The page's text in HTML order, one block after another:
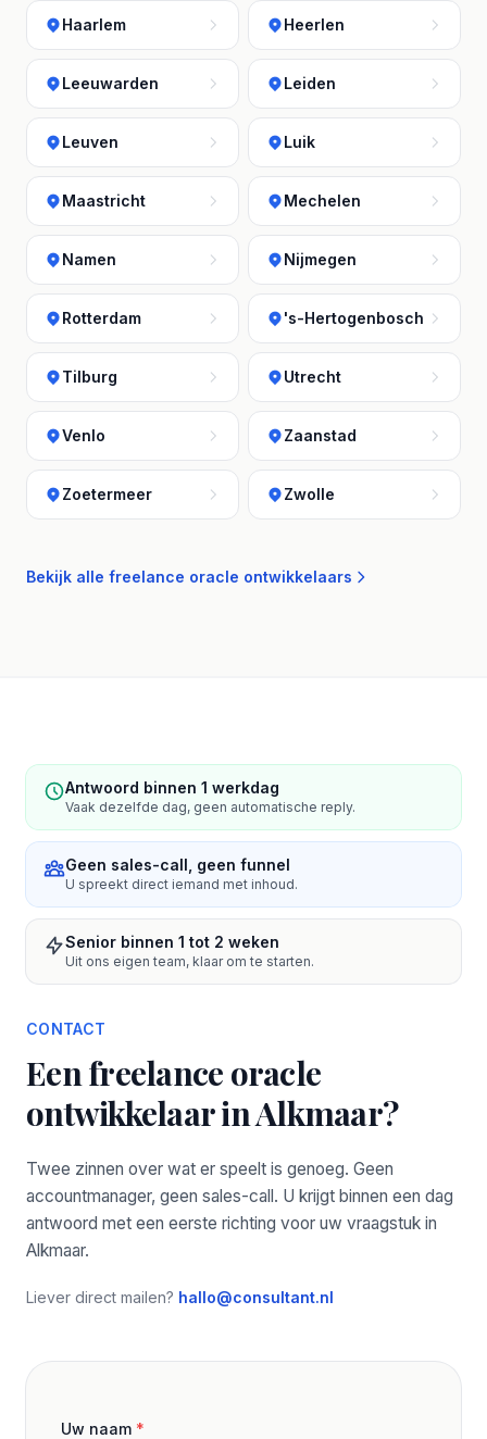
Haarlem Heerlen
Leeuwarden Leiden
Leuven Luik
Maastricht Mechelen
Namen Nijmegen
Rotterdam 's-Hertogenbosch
Tilburg Utrecht
Venlo Zaanstad
Zoetermeer Zwolle
Bekijk alle freelance oracle ontwikkelaars
Antwoord binnen 1 werkdag
Vaak dezelfde dag, geen automatische reply.
Geen sales-call, geen funnel
U spreekt direct iemand met inhoud.
Senior binnen 1 tot 2 weken
Uit ons eigen team, klaar om te starten.
CONTACT
Een freelance oracle
ontwikkelaar in Alkmaar?
Twee zinnen over wat er speelt is genoeg. Geen
accountmanager, geen sales-call. U krijgt binnen een dag
antwoord met een eerste richting voor uw vraagstuk in
Alkmaar.
Liever direct mailen? hallo@consultant.nl
Uw naam *